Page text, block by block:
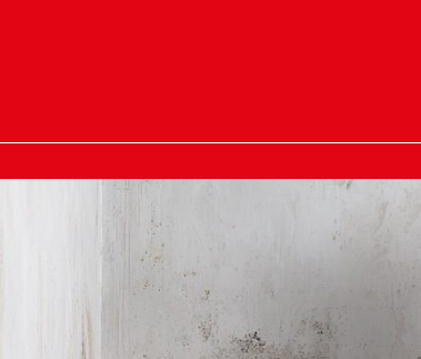
Leistungen
Planung und Konzeption
Malerarbeiten und Renovierung
Restaurierung